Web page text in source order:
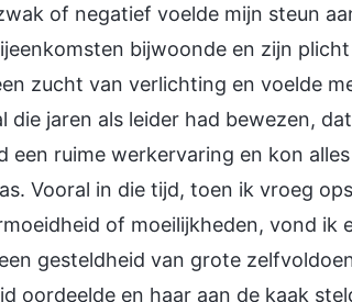
of negatief voelde mijn steun
bijwoonde en zijn
zucht van verlichting en voelde
jaren als leider had bewezen,
ruime werkervaring en kon
Vooral in die tijd, toen ik vroeg
of moeilijkheden, vond ik
gesteldheid van grote
oordeelde en haar aan de kaak